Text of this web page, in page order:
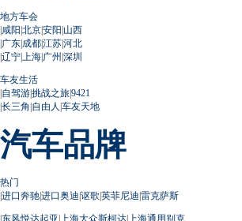
地方车会
|咸阳|北京|安阳|山西
|广东|成都|江苏|河北
|辽宁| 上海|广州 |深圳
车友生活
|自驾游|挑战之旅|9421
|长三角 |自由人 |车友天地
汽车品牌
热门
|进口奔驰|进口奥迪|讴歌|英菲尼迪|雷克萨斯
|东风悦达起亚| 上海大众斯柯达| 上海通用别克